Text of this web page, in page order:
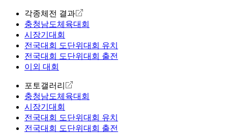
각종체전 결과
충청남도체육대회
시장기대회
전국대회 도단위대회 유치
전국대회 도단위대회 출전
이외 대회
포토갤러리
충청남도체육대회
시장기대회
전국대회 도단위대회 유치
전국대회 도단위대회 출전